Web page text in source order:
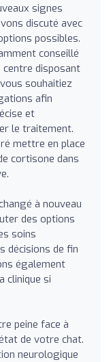
signes
discuté avec
possibles.
conseillé
centre disposant
souhaitiez
afin
et
le traitement.
mettre en place
cortisone dans
à nouveau
des options
soins
décisions de fin
également
clinique si
peine face à
de votre chat.
neurologique